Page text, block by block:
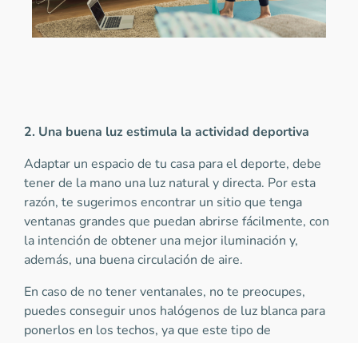
2. Una buena luz estimula la actividad deportiva
Adaptar un espacio de tu casa para el deporte, debe
tener de la mano una luz natural y directa. Por esta
razón, te sugerimos encontrar un sitio que tenga
ventanas grandes que puedan abrirse fácilmente, con
la intención de obtener una mejor iluminación y,
además, una buena circulación de aire.
En caso de no tener ventanales, no te preocupes,
puedes conseguir unos halógenos de luz blanca para
ponerlos en los techos, ya que este tipo de